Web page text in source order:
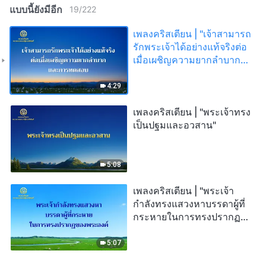
แบบนี้ยังมีอีก 19/222
4:29
เพลงคริสเตียน | "เจ้าสามารถ
รักพระเจ้าได้อย่างแท้จริงต่อ
เมื่อเผชิญความยากลำบาก
5:08
เพลงคริสเตียน | "พระเจ้าทรง
เป็นปฐมและอวสาน"
5:07
เพลงคริสเตียน | "พระเจ้า
กำลังทรงแสวงหาบรรดาผู้ที่
กระหายในการทรงปรากฏ